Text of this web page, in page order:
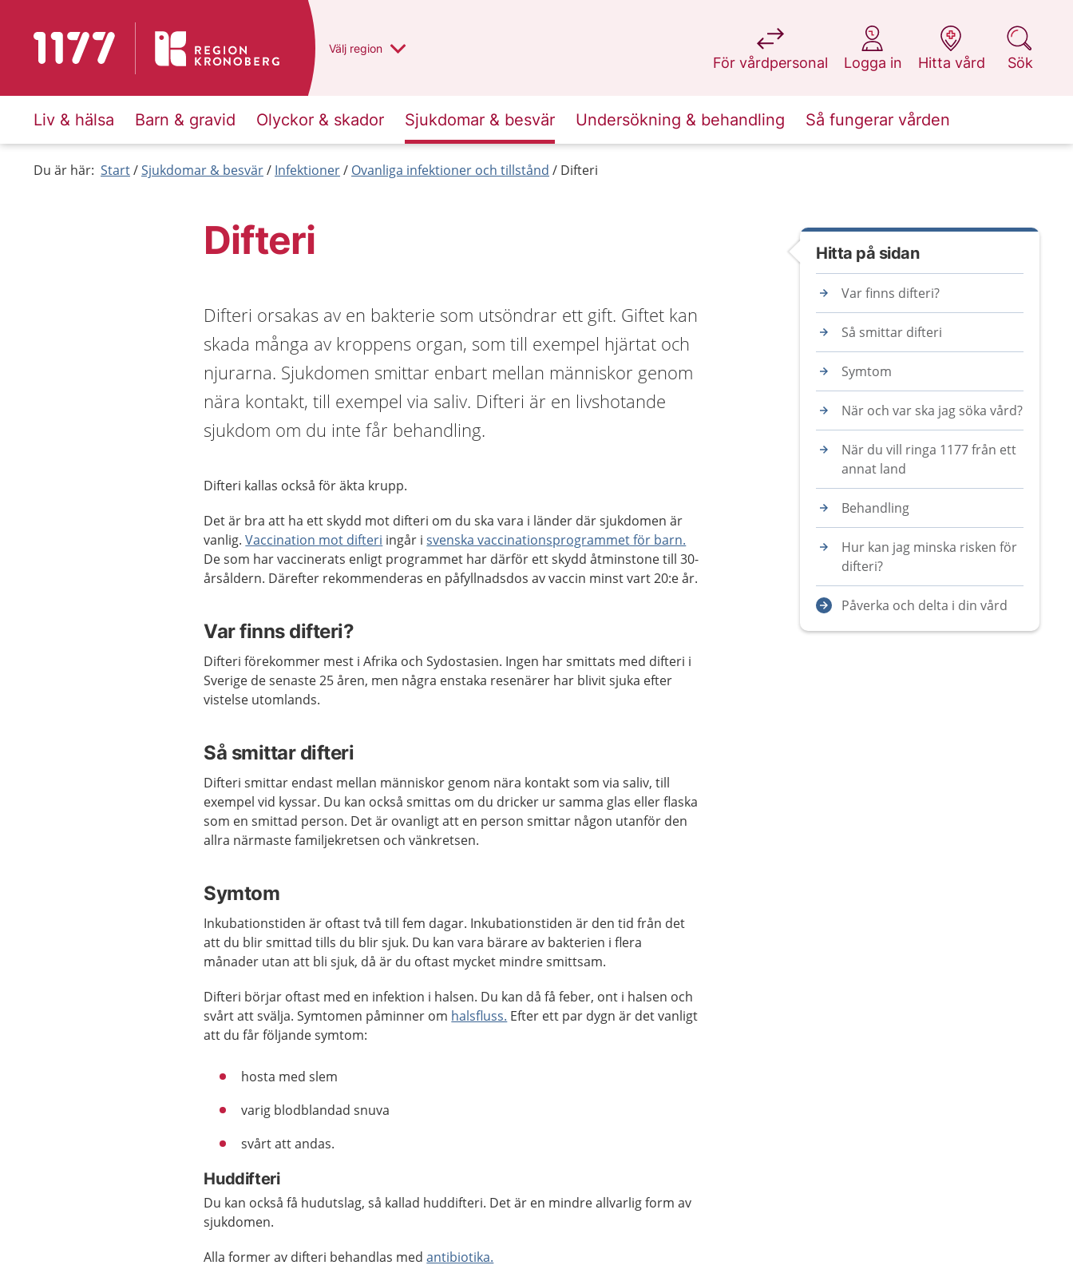
Till startsidan för 1177 Du har valt region
Välj en annan
region
För vårdpersonal
på 1177.se
Logga in
på 1177.se
Hitta vård
på 1177.se
Sök
på 1177.se
Liv & hälsa Barn & gravid Olyckor & skador Sjukdomar & besvär Undersökning & behandling Så fungerar vården
Du är här: Start Sjukdomar & besvär Infektioner Ovanliga infektioner och tillstånd Difteri
Difteri
Difteri orsakas av en bakterie som utsöndrar ett gift. Giftet kan
skada många av kroppens organ, som till exempel hjärtat och
njurarna. Sjukdomen smittar enbart mellan människor genom
nära kontakt, till exempel via saliv. Difteri är en livshotande
sjukdom om du inte får behandling.
Difteri kallas också för äkta krupp.
Det är bra att ha ett skydd mot difteri om du ska vara i länder där sjukdomen är
vanlig.Vaccination mot difteri ingår isvenska vaccinationsprogrammet för barn.
De som har vaccinerats enligt programmet har därför ett skydd åtminstone till 30-
årsåldern. Därefter rekommenderas en påfyllnadsdos av vaccin minst vart 20:e år.
Var finns difteri?
Difteri förekommer mest i Afrika och Sydostasien. Ingen har smittats med difteri i
Sverige de senaste 25 åren, men några enstaka resenärer har blivit sjuka efter
vistelse utomlands.
Så smittar difteri
Difteri smittar endast mellan människor genom nära kontakt som via saliv, till
exempel vid kyssar. Du kan också smittas om du dricker ur samma glas eller flaska
som en smittad person. Det är ovanligt att en person smittar någon utanför den
allra närmaste familjekretsen och vänkretsen.
Symtom
Inkubationstiden är oftast två till fem dagar. Inkubationstiden är den tid från det
att du blir smittad tills du blir sjuk. Du kan vara bärare av bakterien i flera
månader utan att bli sjuk, då är du oftast mycket mindre smittsam.
Difteri börjar oftast med en infektion i halsen. Du kan då få feber, ont i halsen och
svårt att svälja. Symtomen påminner om halsfluss. Efter ett par dygn är det vanligt
att du får följande symtom:
hosta med slem
varig blodblandad snuva
svårt att andas.
Huddifteri
Du kan också få hudutslag, så kallad huddifteri. Det är en mindre allvarlig form av
sjukdomen.
Alla former av difteri behandlas medantibiotika.
Hitta på sidan
Var finns difteri?
Så smittar difteri
Symtom
När och var ska jag söka vård?
När du vill ringa 1177 från ett
annat land
Behandling
Hur kan jag minska risken för
difteri?
Påverka och delta i din vård